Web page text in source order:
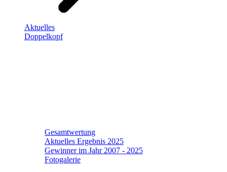
Aktuelles
Doppelkopf
Gesamtwertung
Aktuelles Ergebnis 2025
Gewinner im Jahr 2007 - 2025
Fotogalerie